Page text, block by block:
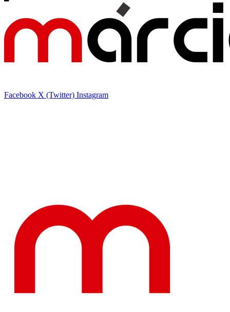
Facebook X (Twitter) Instagram